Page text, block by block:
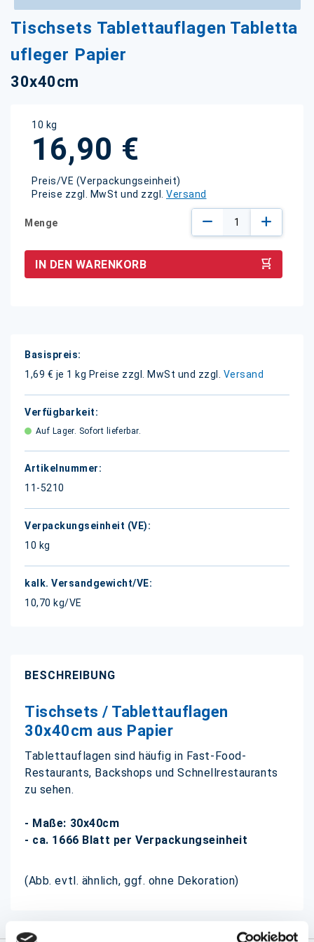
Tischsets Tablettauflagen Tabletta
ufleger Papier
30x40cm
10 kg
16,90 €
Preis/VE (Verpackungseinheit)
Preise zzgl. MwSt und zzgl. Versand
Menge
IN DEN WARENKORB
Weitere
Informationen
1,69 € je 1 kg Preise zzgl. MwSt und zzgl. Versand
Auf Lager. Sofort lieferbar.
11-5210
10 kg
10,70 kg/VE
Zum
Anfang
der
Bildgalerie
springen
BESCHREIBUNG
Tischsets / Tablettauflagen
30x40cm aus Papier
Tablettauflagen sind häufig in Fast-Food-
Restaurants, Backshops und Schnellrestaurants
zu sehen.
- Maße: 30x40cm
- ca. 1666 Blatt per Verpackungseinheit
(Abb. evtl. ähnlich, ggf. ohne Dekoration)